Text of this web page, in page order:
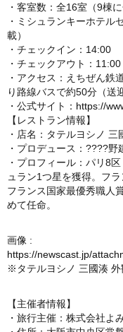
・客室数：全16室（9棟に
・ミシュランキーホテル
載）
・チェックイン：14:00
・チェックアウト：11:00
・アクセス：えちぜん鉄
り路線バスで約50分（送
・公式サイト： https://
【レストラン情報】
・店名：タテルヨシノ 三
・プロデュース：????野
・プロフィール：パリ8
ュラン1つ星を獲得。フ
フランス国家最優秀職人
めて任命。
画像 :
https://newscast.jp/
※タテルヨシノ 三國湊 外
【主催者情報】
・旅行主催：株式会社よ